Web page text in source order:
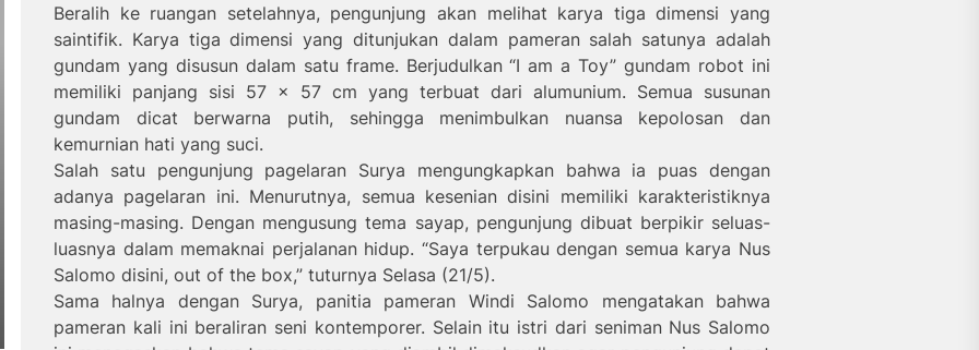
Beralih ke ruangan setelahnya, pengunjung akan melihat karya tiga dimensi yang
saintifik. Karya tiga dimensi yang ditunjukan dalam pameran salah satunya adalah
gundam yang disusun dalam satu frame. Berjudulkan “I am a Toy” gundam robot ini
memiliki panjang sisi 57 x 57 cm yang terbuat dari alumunium. Semua susunan
gundam dicat berwarna putih, sehingga menimbulkan nuansa kepolosan dan
kemurnian hati yang suci.
Salah satu pengunjung pagelaran Surya mengungkapkan bahwa ia puas dengan
adanya pagelaran ini. Menurutnya, semua kesenian disini memiliki karakteristiknya
masing-masing. Dengan mengusung tema sayap, pengunjung dibuat berpikir seluas-
luasnya dalam memaknai perjalanan hidup. “Saya terpukau dengan semua karya Nus
Salomo disini, out of the box,” tuturnya Selasa (21/5).
Sama halnya dengan Surya, panitia pameran Windi Salomo mengatakan bahwa
pameran kali ini beraliran seni kontemporer. Selain itu istri dari seniman Nus Salomo